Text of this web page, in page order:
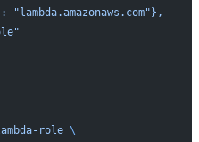
"lambda.amazonaws.com"},
role \